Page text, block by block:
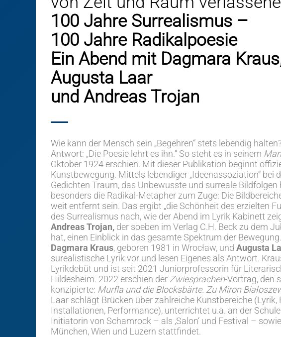
100 Jahre Surrealismus –
100 Jahre Radikalpoesie
Ein Abend mit Dagmara
Augusta Laar
und Andreas Trojan
Wie kann der Mensch sein „Begehren“ stets lebendig
Antwort: „Die Poesie lehrt es ihn.“ So steht es in seinem
Oktober 1924 erschien. Mit dieser Publikation beginnt
Kunstbewegung. Mittels lebendiger „Ideenassoziation“ bei
Gedichten Traum, das Unbewusste und surreale
besonders die Radikal-Metapher zum Zuge: Die
weit entfernt sein. Das ergibt „die Schönheit des erzielten
des Surrealismus nach, wie der Abend im Lyrik Kabinett
Andreas Trojan, der soeben im Verlag C.H. Beck zu dem
hat, einen Einblick in das gesamte Spektrum der
Dagmara Kraus, geboren 1981 in Wrocław, und Augusta
surealistische Lyrik vor und lesen Eigenes als Antwort.
Lyrikdebüt und ist seit 2021 Juniorprofessorin für
Hildesheim. 2022 erschien der Zwiesprachen-Vortrag, den
konzipierte: Murfla und die Blocksbärte. Zu Miron
Laar schlägt Brücken über zahlreiche Kunstbereiche (Lyrik,
Installationen, Performance), unterrichtet u.a. an der
Initiatorin von Schamrock – als ‚Salon‘ und Festival –
München, Wien und Luzern stattfindet.